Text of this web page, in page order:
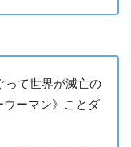
って世界が滅亡の
ーマン》ことダ